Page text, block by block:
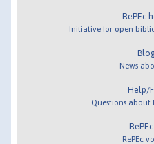
RePEc
Initiative for open
News
Help/
Questions about
RePEc